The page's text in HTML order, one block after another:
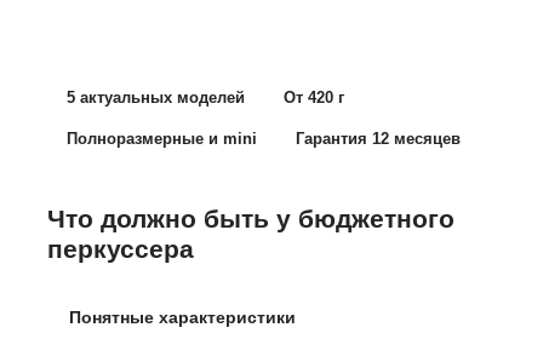
5 актуальных моделей От 420 г
Полноразмерные и mini Гарантия 12 месяцев
Что должно быть у бюджетного
перкуссера
Понятные характеристики